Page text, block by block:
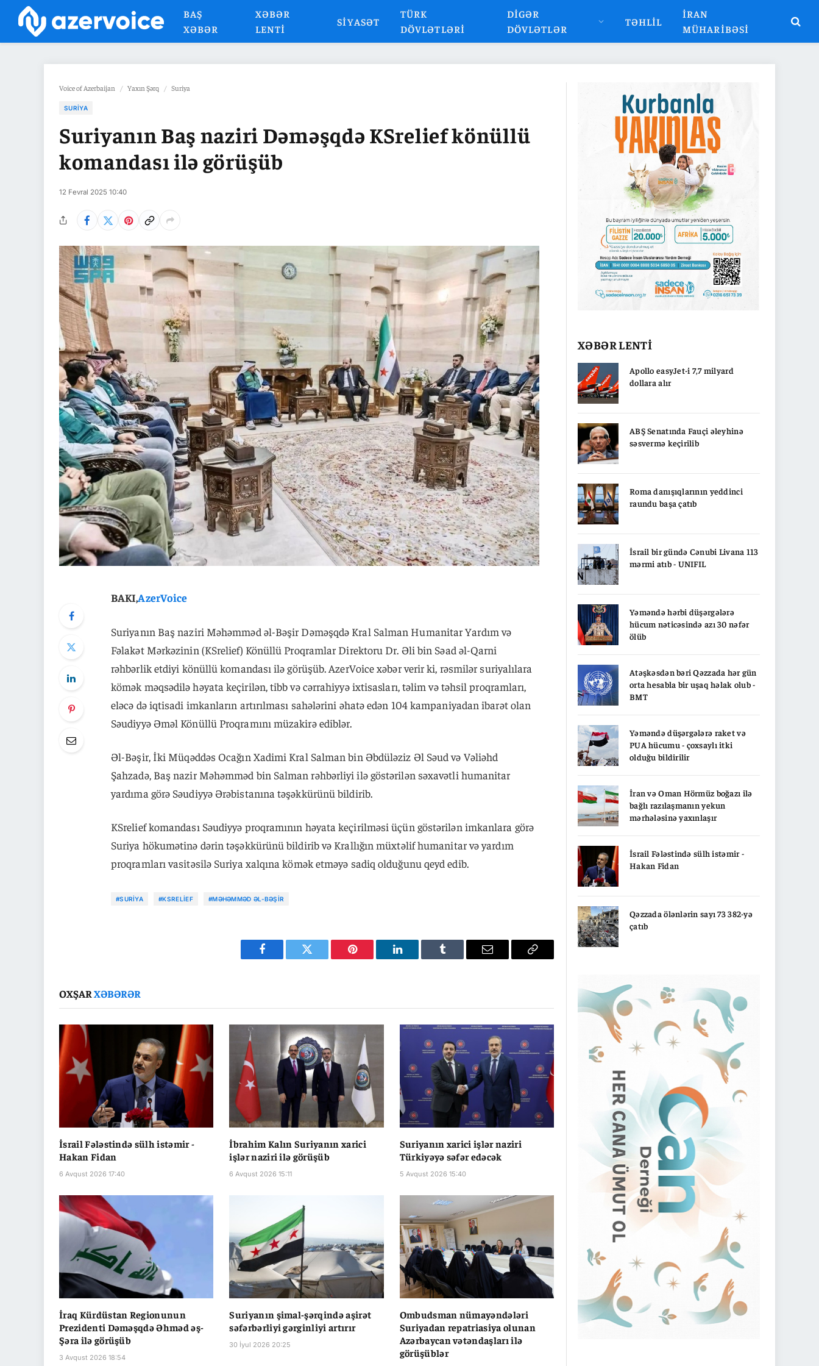
BAŞ
XƏBƏR
XƏBƏR
LENTI
SIYASƏT
TÜRK
DÖVLƏTLƏRI
DIGƏR
DÖVLƏTLƏR
TƏHLIL
İRAN
MÜHARIBƏSI
Voice of Azerbaijan / Yaxın Şərq / Suriya
SURIYA
Suriyanın Baş naziri Dəməşqdə KSrelief könüllü
komandası ilə görüşüb
12 Fevral 2025 10:40
BAKI,AzerVoice
Suriyanın Baş naziri Məhəmməd əl-Bəşir Dəməşqdə Kral Salman Humanitar Yardım və
Fəlakət Mərkəzinin (KSrelief) Könüllü Proqramlar Direktoru Dr. Əli bin Səad əl-Qarni
rəhbərlik etdiyi könüllü komandası ilə görüşüb. AzerVoice xəbər verir ki, rəsmilər suriyalılara
kömək məqsədilə həyata keçirilən, tibb və cərrahiyyə ixtisasları, təlim və təhsil proqramları,
eləcə də iqtisadi imkanların artırılması sahələrini əhatə edən 104 kampaniyadan ibarət olan
Səudiyyə Əməl Könüllü Proqramını müzakirə ediblər.
Əl-Bəşir, İki Müqəddəs Ocağın Xadimi Kral Salman bin Əbdüləziz Əl Səud və Vəliəhd
Şahzadə, Baş nazir Məhəmməd bin Salman rəhbərliyi ilə göstərilən səxavətli humanitar
yardıma görə Səudiyyə Ərəbistanına təşəkkürünü bildirib.
KSrelief komandası Səudiyyə proqramının həyata keçirilməsi üçün göstərilən imkanlara görə
Suriya hökumətinə dərin təşəkkürünü bildirib və Krallığın müxtəlif humanitar və yardım
proqramları vasitəsilə Suriya xalqına kömək etməyə sadiq olduğunu qeyd edib.
#SURIYA #KSRELIEF #MƏHƏMMƏD ƏL-BƏŞIR
Facebook Twitter Pinterest LinkedIn Tumblr Email
Copy
OXŞARXƏBƏRƏR
İsrail Fələstində sülh istəmir -
Hakan Fidan
6 Avqust 2026 17:40
İbrahim Kalın Suriyanın xarici
işlər naziri ilə görüşüb
6 Avqust 2026 15:11
Suriyanın xarici işlər naziri
Türkiyəyə səfər edəcək
5 Avqust 2026 15:40
İraq Kürdüstan Regionunun
Prezidenti Dəməşqdə Əhməd əş-
Şəra ilə görüşüb
3 Avqust 2026 18:54
Suriyanın şimal-şərqində aşirət
səfərbərliyi gərginliyi artırır
30 İyul 2026 20:25
Ombudsman nümayəndələri
Suriyadan repatriasiya olunan
Azərbaycan vətəndaşları ilə
görüşüblər
XƏBƏR LENTİ
Apollo easyJet-i 7,7 milyard
dollara alır
ABŞ Senatında Fauçi əleyhinə
səsvermə keçirilib
Roma danışıqlarının yeddinci
raundu başa çatıb
İsrail bir gündə Cənubi Livana 113
mərmi atıb - UNIFIL
Yəməndə hərbi düşərgələrə
hücum nəticəsində azı 30 nəfər
ölüb
Atəşkəsdən bəri Qəzzada hər gün
orta hesabla bir uşaq həlak olub -
BMT
Yəməndə düşərgələrə raket və
PUA hücumu - çoxsaylı itki
olduğu bildirilir
İran və Oman Hörmüz boğazı ilə
bağlı razılaşmanın yekun
mərhələsinə yaxınlaşır
İsrail Fələstində sülh istəmir -
Hakan Fidan
Qəzzada ölənlərin sayı 73 382-yə
çatıb